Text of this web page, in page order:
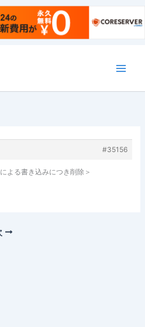
#35156
よる書き込みにつき削除＞